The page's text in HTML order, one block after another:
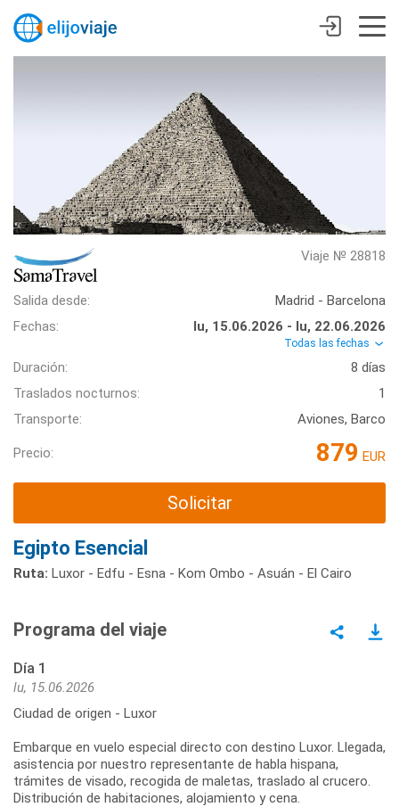
Viaje № 28818
Salida desde:
Madrid - Barcelona
Fechas:
lu, 15.06.2026 - lu, 22.06.2026
Todas las fechas
Duración:
8 días
Traslados nocturnos:
1
Transporte:
Aviones, Barco
Precio: 879 EUR
Solicitar
Egipto Esencial
Ruta: Luxor - Edfu - Esna - Kom Ombo - Asuán - El Cairo
Programa del viaje
Día 1
lu, 15.06.2026
Ciudad de origen - Luxor
Embarque en vuelo especial directo con destino Luxor. Llegada,
asistencia por nuestro representante de habla hispana,
trámites de visado, recogida de maletas, traslado al crucero.
Distribución de habitaciones, alojamiento y cena.